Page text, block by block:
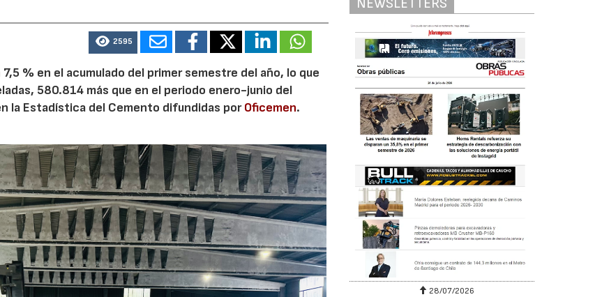
2595
% en el acumulado del primer semestre del año, lo que
580.814 más que en el periodo enero-junio del
la Estadística del Cemento difundidas porOficemen.
NEWSLETTERS
28/07/2026 30/07/2026 28/07/2026